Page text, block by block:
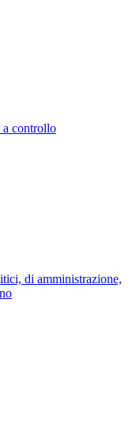
a controllo
di amministrazione,